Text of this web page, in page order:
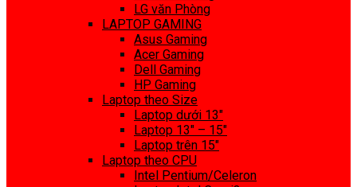
LG văn Phòng
LAPTOP GAMING
Asus Gaming
Acer Gaming
Dell Gaming
HP Gaming
Laptop theo Size
Laptop dưới 13″
Laptop 13″ – 15″
Laptop trên 15″
Laptop theo CPU
Intel Pentium/Celeron